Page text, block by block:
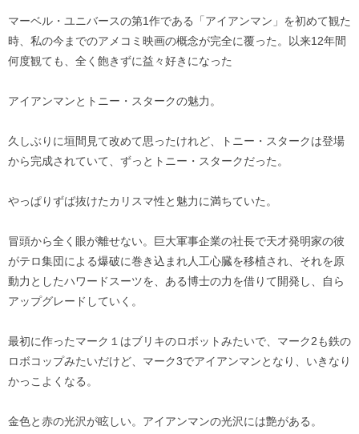
マーベル・ユニバースの第1作である「アイアンマン」を初めて観た
時、私の今までのアメコミ映画の概念が完全に覆った。以来12年間
何度観ても、全く飽きずに益々好きになった
アイアンマンとトニー・スタークの魅力。
久しぶりに垣間見て改めて思ったけれど、トニー・スタークは登場
から完成されていて、ずっとトニー・スタークだった。
やっぱりずば抜けたカリスマ性と魅力に満ちていた。
冒頭から全く眼が離せない。巨大軍事企業の社長で天才発明家の彼
がテロ集団による爆破に巻き込まれ人工心臓を移植され、それを原
動力としたハワードスーツを、ある博士の力を借りて開発し、自ら
アップグレードしていく。
最初に作ったマーク１はブリキのロボットみたいで、マーク2も鉄の
ロボコップみたいだけど、マーク3でアイアンマンとなり、いきなり
かっこよくなる。
金色と赤の光沢が眩しい。アイアンマンの光沢には艶がある。